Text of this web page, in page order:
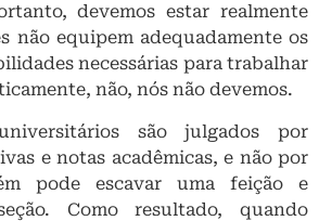
devemos estar realmente
não equipem adequadamente os
necessárias para trabalhar
não, nós não devemos.
são julgados por
e notas acadêmicas, e não por
pode escavar uma feição e
Como resultado, quando